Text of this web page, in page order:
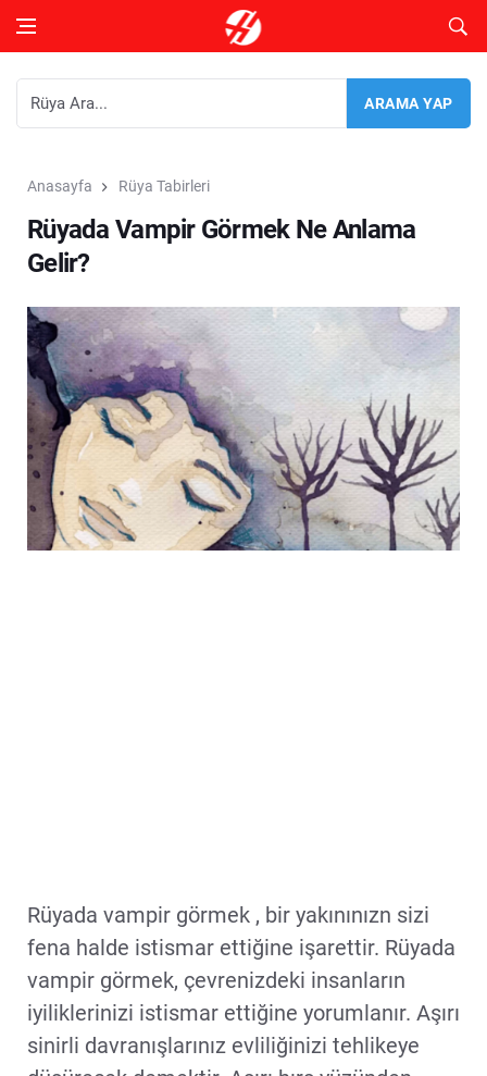
Anasayfa Rüya Tabirleri
Rüyada Vampir Görmek Ne Anlama
Gelir?
Rüyada vampir görmek , bir yakınınızn sizi
fena halde istismar ettiğine işarettir. Rüyada
vampir görmek, çevrenizdeki insanların
iyiliklerinizi istismar ettiğine yorumlanır. Aşırı
sinirli davranışlarınız evliliğinizi tehlikeye